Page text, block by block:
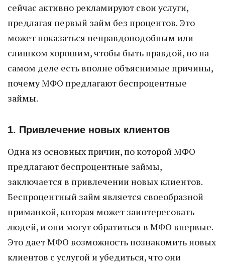
сейчас активно рекламируют свои услуги,
предлагая первый займ без процентов. Это
может показаться неправдоподобным или
слишком хорошим, чтобы быть правдой, но на
самом деле есть вполне объяснимые причины,
почему МФО предлагают беспроцентные
займы.
1. Привлечение новых клиентов
Одна из основных причин, по которой МФО
предлагают беспроцентные займы,
заключается в привлечении новых клиентов.
Беспроцентный займ является своеобразной
приманкой, которая может заинтересовать
людей, и они могут обратиться в МФО впервые.
Это дает МФО возможность познакомить новых
клиентов с услугой и убедиться, что они